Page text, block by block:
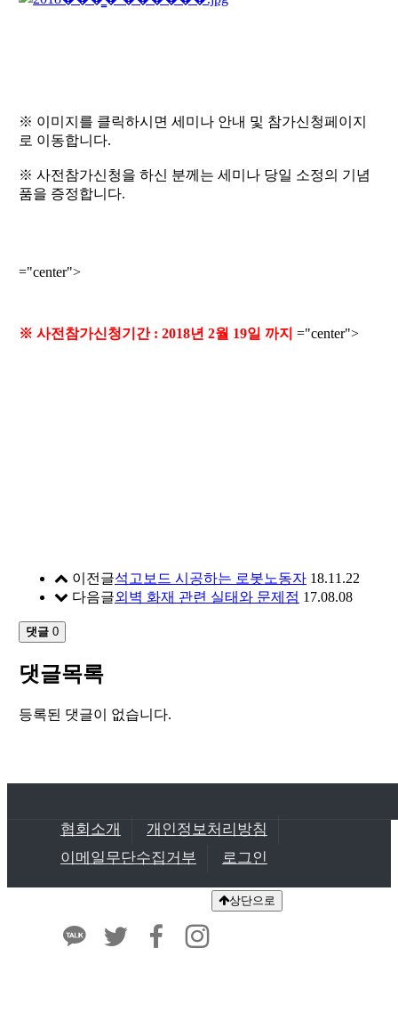
※ 이미지를 클릭하시면 세미나 안내 및 참가신청페이지
로 이동합니다.
※ 사전참가신청을 하신 분께는 세미나 당일 소정의 기념
품을 증정합니다.
="center">
※ 사전참가신청기간 : 2018년 2월 19일 까지 ="center">
이전글석고보드 시공하는 로봇노동자 18.11.22
다음글외벽 화재 관련 실태와 문제점 17.08.08
댓글0
댓글목록
등록된 댓글이 없습니다.
협회소개
개인정보처리방침
이메일무단수집거부
로그인
상단으로